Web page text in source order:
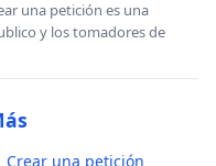
una petición es una
y los tomadores de
Crear una petición